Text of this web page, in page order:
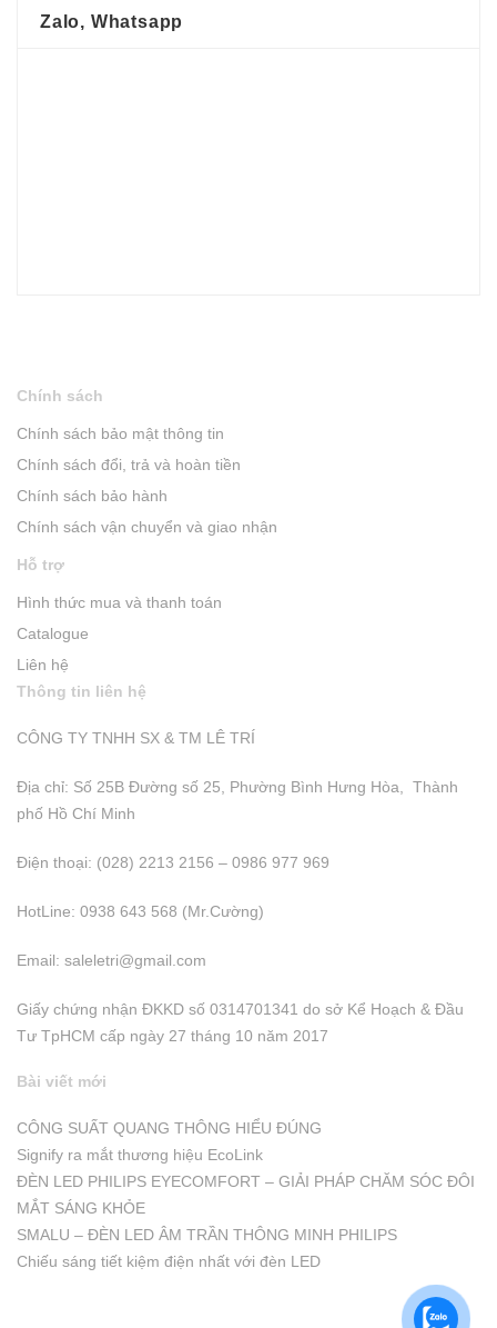
Zalo, Whatsapp
Chính sách
Chính sách bảo mật thông tin
Chính sách đổi, trả và hoàn tiền
Chính sách bảo hành
Chính sách vận chuyển và giao nhận
Hỗ trợ
Hình thức mua và thanh toán
Catalogue
Liên hệ
Thông tin liên hệ
CÔNG TY TNHH SX & TM LÊ TRÍ
Địa chỉ: Số 25B Đường số 25, Phường Bình Hưng Hòa, Thành
phố Hồ Chí Minh
Điện thoại: (028) 2213 2156 – 0986 977 969
HotLine: 0938 643 568 (Mr.Cường)
Email: saleletri@gmail.com
Giấy chứng nhận ĐKKD số 0314701341 do sở Kể Hoạch & Đầu
Tư TpHCM cấp ngày 27 tháng 10 năm 2017
Bài viết mới
CÔNG SUẤT QUANG THÔNG HIỂU ĐÚNG
Signify ra mắt thương hiệu EcoLink
ĐÈN LED PHILIPS EYECOMFORT – GIẢI PHÁP CHĂM SÓC ĐÔI
MẮT SÁNG KHỎE
SMALU – ĐÈN LED ÂM TRẦN THÔNG MINH PHILIPS
Chiếu sáng tiết kiệm điện nhất với đèn LED